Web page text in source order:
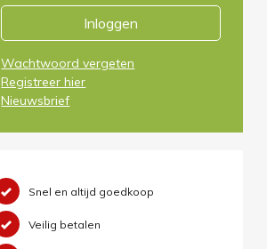
Inloggen
Wachtwoord vergeten
Registreer hier
Nieuwsbrief
Snel en altijd goedkoop
Veilig betalen